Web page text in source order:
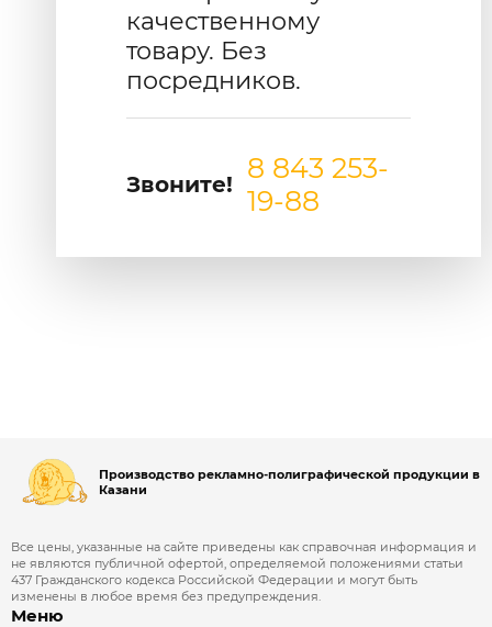
качественному
товару. Без
посредников.
Звоните!
8 843 253-
19-88
Производство рекламно-полиграфической продукции в
Казани
Все цены, указанные на сайте приведены как справочная информация и
не являются публичной офертой, определяемой положениями статьи
437 Гражданского кодекса Российской Федерации и могут быть
изменены в любое время без предупреждения.
Меню